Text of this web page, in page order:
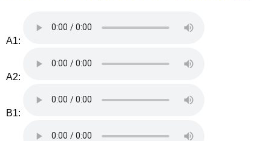
A1:
A2:
B1: